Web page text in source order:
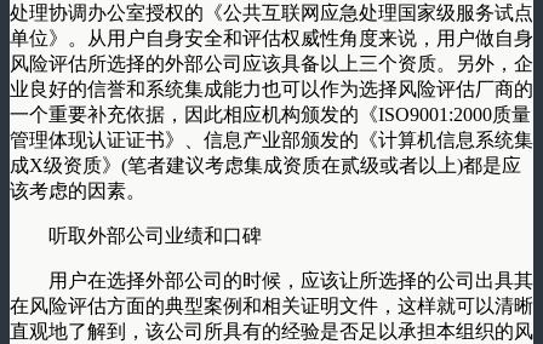
处理协调办公室授权的《公共互联网应急处理国家级服务试点
单位》。从用户自身安全和评估权威性角度来说，用户做自身
风险评估所选择的外部公司应该具备以上三个资质。另外，企
业良好的信誉和系统集成能力也可以作为选择风险评估厂商的
一个重要补充依据，因此相应机构颁发的《ISO9001:2000质量
管理体现认证证书》、信息产业部颁发的《计算机信息系统集
成X级资质》(笔者建议考虑集成资质在贰级或者以上)都是应
该考虑的因素。
听取外部公司业绩和口碑
用户在选择外部公司的时候，应该让所选择的公司出具其
在风险评估方面的典型案例和相关证明文件，这样就可以清晰
直观地了解到，该公司所具有的经验是否足以承担本组织的风